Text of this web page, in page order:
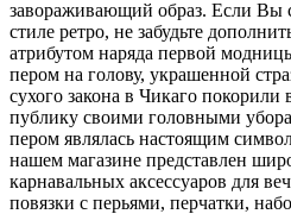
завораживающий образ. Если Вы
стиле ретро, не забудьте
атрибутом наряда первой
пером на голову, украшенной
сухого закона в Чикаго
публику своими головными
пером являлась настоящим
нашем магазине представлен
карнавальных аксессуаров для
повязки с перьями, перчатки,